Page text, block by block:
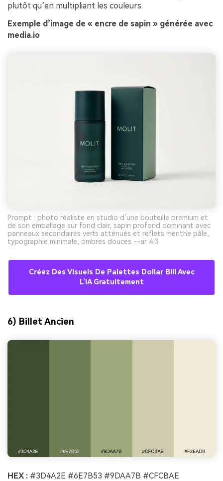
plutôt qu’en multipliant les couleurs.
Exemple d’image de « encre de sapin » générée avec
media.io
Prompt : photo réaliste en studio d’une bouteille premium et
de son emballage sur fond clair, sapin profond dominant avec
panneaux secondaires verts atténués et reflets menthe pâle,
typographie minimale, ombres douces --ar 4:3
Créez Des Visuels De Palettes Dollar Bill Avec
L’IA Gratuitement
6) Billet Ancien
HEX : #3D4A2E #6E7B53 #9DAA7B #CFCBAE